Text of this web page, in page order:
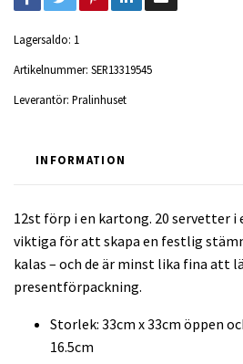
Lagersaldo: 1
Artikelnummer: SER13319545
Leverantör: Pralinhuset
INFORMATION
12st förp i en kartong. 20 servetter i
viktiga för att skapa en festlig
kalas – och de är minst lika fina att
presentförpackning.
Storlek: 33cm x 33cm öppen
16.5cm